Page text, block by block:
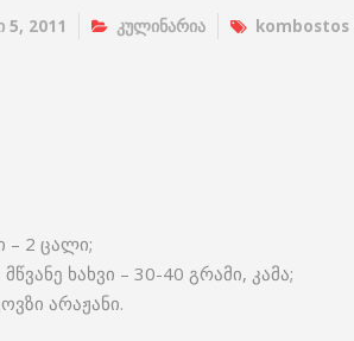
5, 2011 კულინარია kombostos
– 2 ცალი;
ხახვი – 30-40 გრამი, კამა;
არაჟანი.